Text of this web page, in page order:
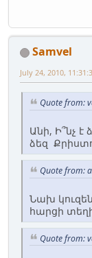
Samvel
July 24, 2010,
Quote from:
Անի, Ի՞նչ է
ձեզ
Quote from:
Նախ
հարցի
Quote from: